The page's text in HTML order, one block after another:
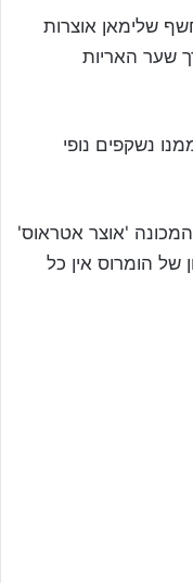
שלימאן אוצרות
שער האריות
נשקפים נופי
'אוצר אטראוס'
של הומרוס אין כל